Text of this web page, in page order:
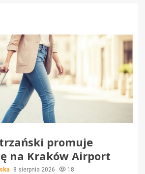
promuje
na Kraków Airport
8 sierpnia 2026 18